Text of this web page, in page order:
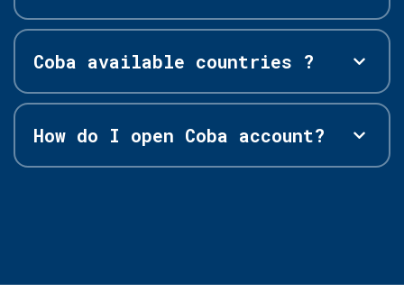
Coba available countries ?
How do I open Coba account?